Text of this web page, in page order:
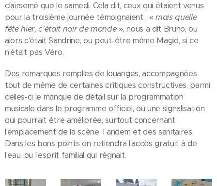
clairsemé que le samedi. Cela dit, ceux qui étaient venus
pour la troisième journée témoignaient : « mais quelle
fête hier, c'était noir de monde», nous a dit Bruno, ou
alors c'était Sandrine, ou peut-être même Magid, si ce
n'était pas Véro.
Des remarques remplies de louanges, accompagnées
tout de même de certaines critiques constructives, parmi
celles-ci le manque de détail sur la programmation
musicale dans le programme officiel, ou une signalisation
qui pourrait être améliorée, surtout concernant
l'emplacement de la scène Tandem et des sanitaires.
Dans les bons points on retiendra l'accès gratuit à de
l'eau, ou l'esprit familial qui régnait.